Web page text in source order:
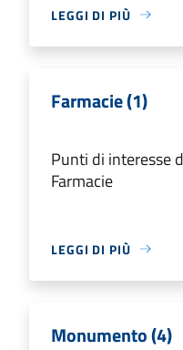
LEGGI DI PIÙ
Farmacie (1)
Punti di interesse
Farmacie
LEGGI DI PIÙ
Monumento (4)